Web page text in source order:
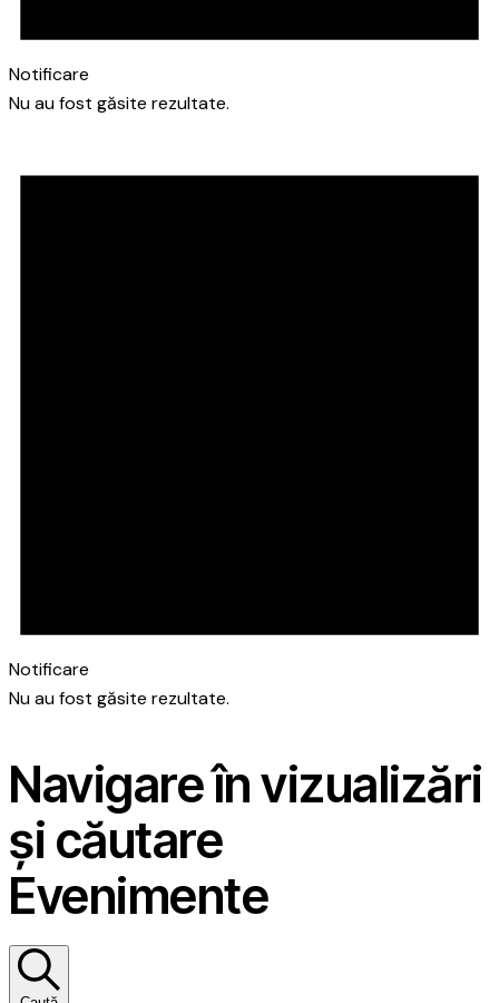
Notificare
Nu au fost găsite rezultate.
Notificare
Nu au fost găsite rezultate.
Navigare în vizualizări
și căutare
Evenimente